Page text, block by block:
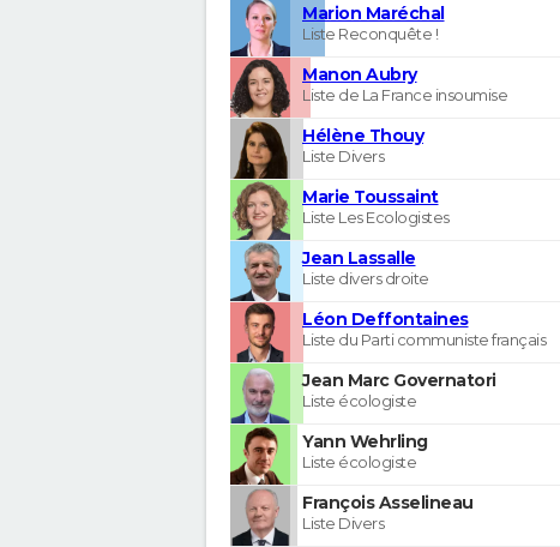
Marion Maréchal
Liste Reconquête !
Manon Aubry
Liste de La France insoumise
Hélène Thouy
Liste Divers
Marie Toussaint
Liste Les Ecologistes
Jean Lassalle
Liste divers droite
Léon Deffontaines
Liste du Parti communiste français
Jean Marc Governatori
Liste écologiste
Yann Wehrling
Liste écologiste
François Asselineau
Liste Divers